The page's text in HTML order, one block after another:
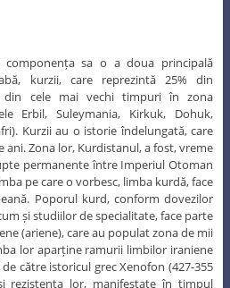
sa o a doua principală
kurzii, care reprezintă 25% din
din cele mai vechi timpuri în zona
Erbil, Suleymania, Kirkuk, Dohuk,
Kurzii au o istorie îndelungată, care
ani. Zona lor, Kurdistanul, a fost, vreme
permanente între Imperiul Otoman
pe care o vorbesc, limba kurdă, face
Poporul kurd, conform dovezilor
și studiilor de specialitate, face parte
(ariene), care au populat zona de mii
lor aparține ramurii limbilor iraniene
către istoricul grec Xenofon (427-355
rezistența lor, manifestate în timpul